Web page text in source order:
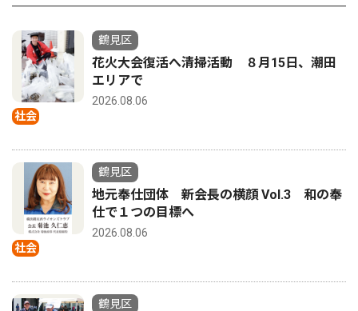
社会
鶴見区
花火大会復活へ清掃活動 ８月15日、潮田
エリアで
2026.08.06
社会
鶴見区
地元奉仕団体 新会長の横顔 Vol.3 和の奉
仕で１つの目標へ
2026.08.06
鶴見区